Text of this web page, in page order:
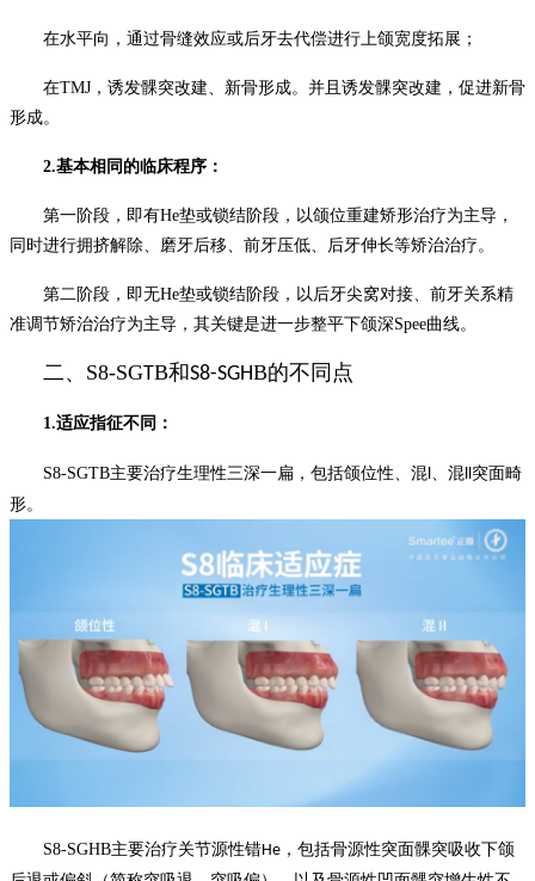
在水平向，通过骨缝效应或后牙去代偿进行上颌宽度拓展；
在TMJ ，诱发髁突改建、新骨形成。并且诱发髁突改建，促进新骨
形成。
2.基本相同的临床程序：
第一阶段 ，即有He垫或锁结阶段， 以颌位重建矫形治疗为主导，
同时进行拥挤解除、磨牙后移、前牙压低、后牙伸长等矫治治疗。
第二阶段 ，即无He垫或锁结阶段， 以后牙尖窝对接、前牙关系精
准调节矫治治疗为主导，其关键是进一步整平下颌深Spee曲线。
二、 S8-SGTB和S8-SGHB的不 同点
1.适应指征不同 ：
S8-SGTB主要治疗生理性三深一扁，包括颌位性、混 、混 突面畸
形。
S8-SGHB主要治疗关节源性错He ，包括骨源性突面髁突吸收下颌